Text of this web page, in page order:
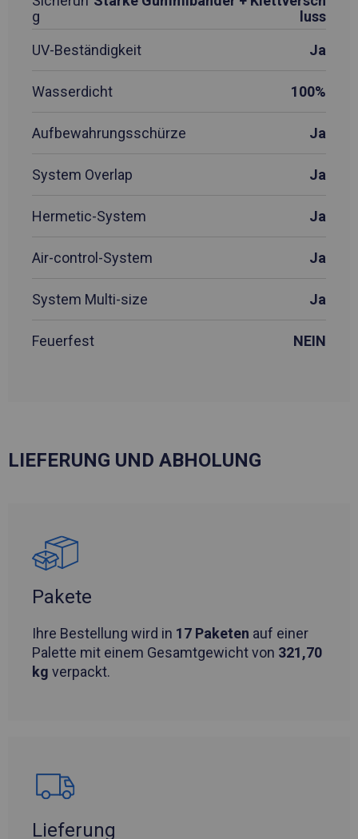
g
luss
UV-Beständigkeit
Ja
Wasserdicht 100%
Aufbewahrungsschürze Ja
System Overlap Ja
Hermetic-System Ja
Air-control-System Ja
System Multi-size Ja
Feuerfest NEIN
LIEFERUNG UND ABHOLUNG
Pakete
Ihre Bestellung wird in 17 Paketen auf einer
Palette mit einem Gesamtgewicht von 321,70
kg verpackt.
Lieferung